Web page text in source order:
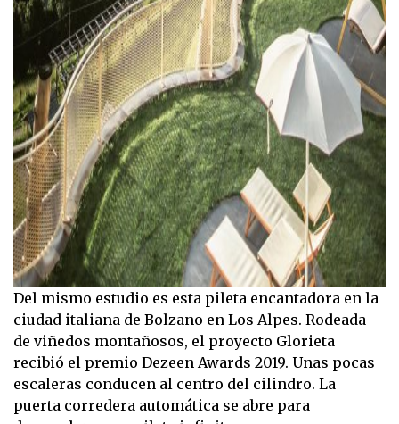
Del mismo estudio es esta pileta encantadora en la
ciudad italiana de Bolzano en Los Alpes. Rodeada
de viñedos montañosos, el proyecto Glorieta
recibió el premio Dezeen Awards 2019. Unas pocas
escaleras conducen al centro del cilindro. La
puerta corredera automática se abre para